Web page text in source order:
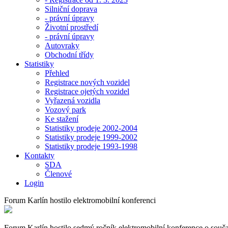
Silniční doprava
- právní úpravy
Životní prostředí
- právní úpravy
Autovraky
Obchodní třídy
Statistiky
Přehled
Registrace nových vozidel
Registrace ojetých vozidel
Vyřazená vozidla
Vozový park
Ke stažení
Statistiky prodeje 2002-2004
Statistiky prodeje 1999-2002
Statistiky prodeje 1993-1998
Kontakty
SDA
Členové
Login
Forum Karlín hostilo elektromobilní konferenci